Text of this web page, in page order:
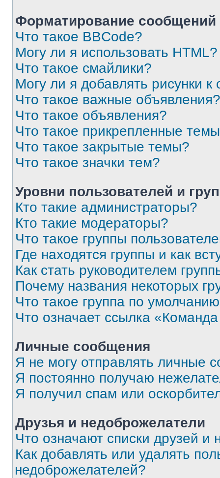
Форматирование
Что такое BBCode?
Могу ли я использовать HTML?
Что такое смайлики?
Могу ли я добавлять рисунки
Что такое важные объявления?
Что такое объявления?
Что такое прикрепленные
Что такое закрытые темы?
Что такое значки тем?
Уровни пользователей и
Кто такие администраторы?
Кто такие модераторы?
Что такое группы
Где находятся группы и как
Как стать руководителем
Почему названия некоторых
Что такое группа по
Что означает ссылка
Личные сообщения
Я не могу отправлять личные
Я постоянно получаю
Я получил спам или
Друзья и недоброжелатели
Что означают списки друзей и
Как добавлять или удалять
недоброжелателей?